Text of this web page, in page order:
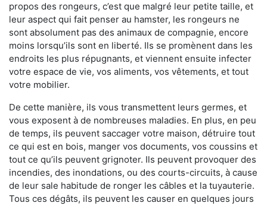
propos des rongeurs, c’est que malgré leur petite taille, et
leur aspect qui fait penser au hamster, les rongeurs ne
sont absolument pas des animaux de compagnie, encore
moins lorsqu’ils sont en liberté. Ils se promènent dans les
endroits les plus répugnants, et viennent ensuite infecter
votre espace de vie, vos aliments, vos vêtements, et tout
votre mobilier.
De cette manière, ils vous transmettent leurs germes, et
vous exposent à de nombreuses maladies. En plus, en peu
de temps, ils peuvent saccager votre maison, détruire tout
ce qui est en bois, manger vos documents, vos coussins et
tout ce qu’ils peuvent grignoter. Ils peuvent provoquer des
incendies, des inondations, ou des courts-circuits, à cause
de leur sale habitude de ronger les câbles et la tuyauterie.
Tous ces dégâts, ils peuvent les causer en quelques jours